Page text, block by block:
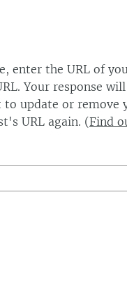
enter the URL of
Your response
update or remove
URL again. (Find